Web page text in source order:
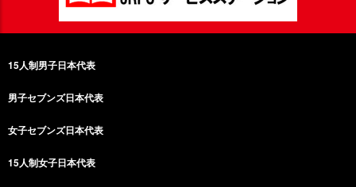
15人制男子日本代表
男子セブンズ日本代表
女子セブンズ日本代表
15人制女子日本代表